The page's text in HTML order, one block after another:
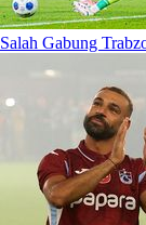
Salah Gabung